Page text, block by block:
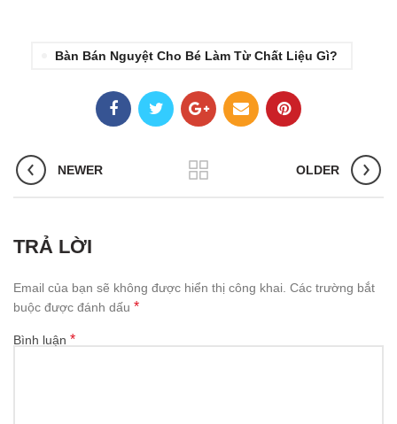
Bàn Bán Nguyệt Cho Bé Làm Từ Chất Liệu Gì?
NEWER OLDER
TRẢ LỜI
Email của bạn sẽ không được hiển thị công khai. Các trường bắt
buộc được đánh dấu *
Bình luận *